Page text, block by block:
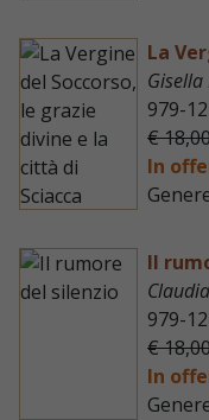
La
979-
€
In
Il
979-
€
In